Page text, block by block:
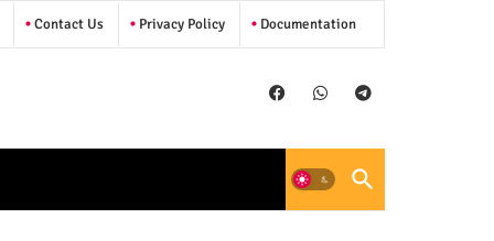
Contact Us Privacy Policy Documentation